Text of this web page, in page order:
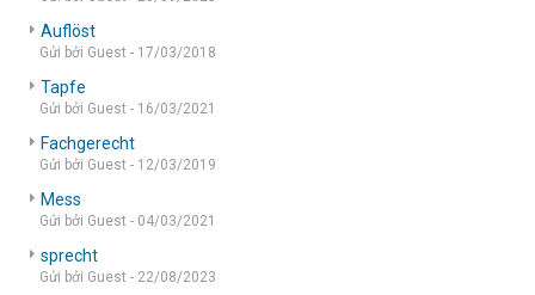
Auflöst
Gửi bởi Guest - 17/03/2018
Tapfe
Gửi bởi Guest - 16/03/2021
Fachgerecht
Gửi bởi Guest - 12/03/2019
Mess
Gửi bởi Guest - 04/03/2021
sprecht
Gửi bởi Guest - 22/08/2023